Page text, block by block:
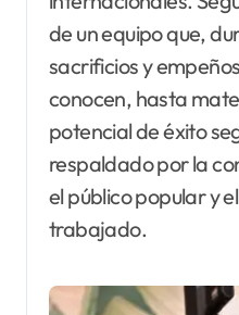
de un equipo que,
sacrificios y
conocen, hasta
potencial de éxito
respaldado por la
el público popular y
trabajado.